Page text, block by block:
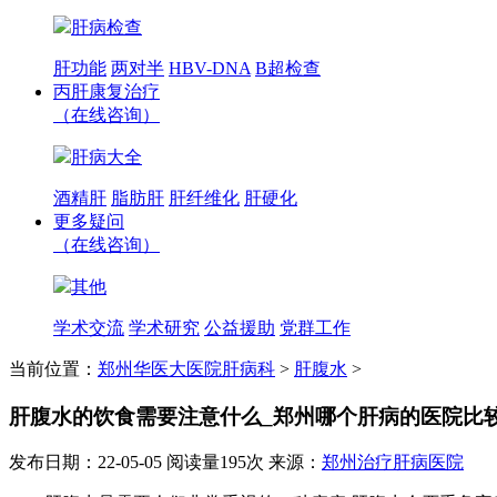
肝病检查
肝功能 两对半 HBV-DNA B超检查
丙肝康复治疗
（在线咨询）
肝病大全
酒精肝 脂肪肝 肝纤维化 肝硬化
更多疑问
（在线咨询）
其他
学术交流 学术研究 公益援助 党群工作
当前位置： 郑州华医大医院肝病科 > 肝腹水 >
肝腹水的饮食需要注意什么_郑州哪个肝病的医院比
发布日期：22-05-05 阅读量195次 来源： 郑州治疗肝病医院